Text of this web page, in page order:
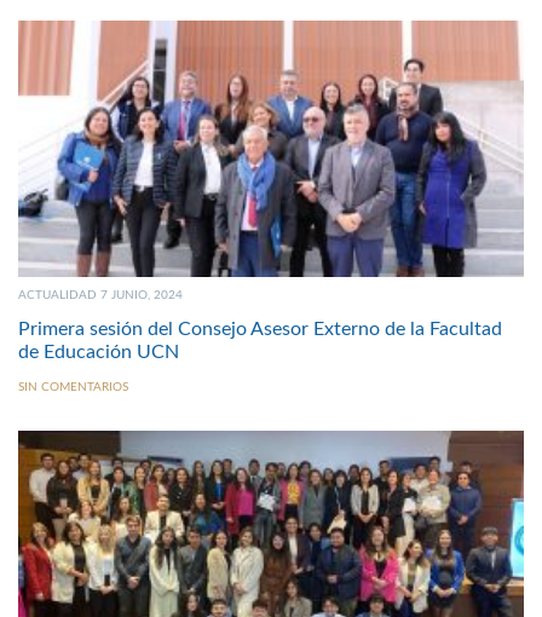
ACTUALIDAD 7 JUNIO, 2024
Primera sesión del Consejo Asesor Externo de la Facultad
de Educación UCN
SIN COMENTARIOS